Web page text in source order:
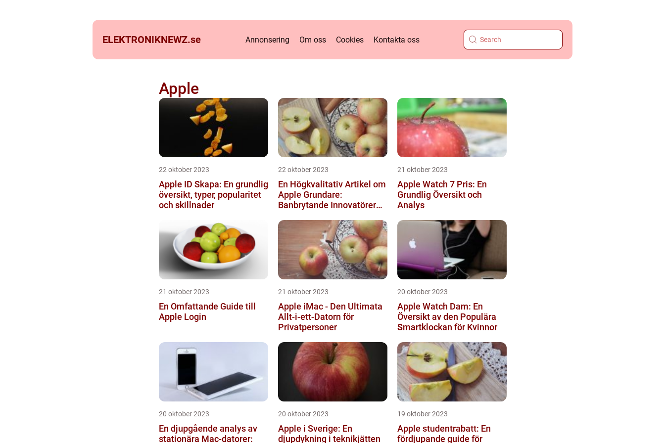
ELEKTRONIKNEWZ.se Annonsering Om oss Cookies Kontakta oss
Apple
22 oktober 2023
Apple ID Skapa: En grundlig
översikt, typer, popularitet
och skillnader
22 oktober 2023
En Högkvalitativ Artikel om
Apple Grundare:
Banbrytande Innovatörer
21 oktober 2023
Apple Watch 7 Pris: En
Grundlig Översikt och
Analys
21 oktober 2023
En Omfattande Guide till
Apple Login
21 oktober 2023
Apple iMac - Den Ultimata
Allt-i-ett-Datorn för
Privatpersoner
20 oktober 2023
Apple Watch Dam: En
Översikt av den Populära
Smartklockan för Kvinnor
20 oktober 2023
En djupgående analys av
stationära Mac-datorer:
20 oktober 2023
Apple i Sverige: En
djupdykning i teknikjätten
19 oktober 2023
Apple studentrabatt: En
fördjupande guide för